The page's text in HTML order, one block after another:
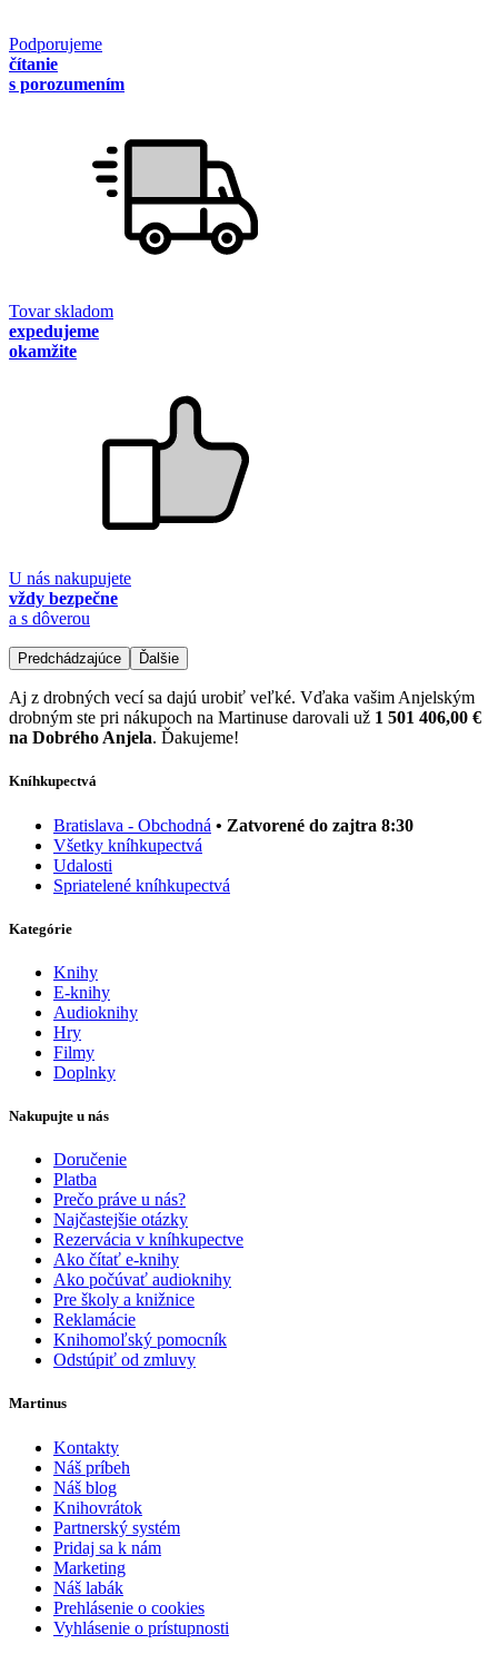
Podporujeme
čítanie
s porozumením
Tovar skladom
expedujeme
okamžite
U nás nakupujete
vždy bezpečne
a s dôverou
Predchádzajúce Ďalšie
Aj z drobných vecí sa dajú urobiť veľké. Vďaka vašim Anjelským
drobným ste pri nákupoch na Martinuse darovali už 1 501 406,00 €
na Dobrého Anjela. Ďakujeme!
Kníhkupectvá
Bratislava - Obchodná • Zatvorené do zajtra 8:30
Všetky kníhkupectvá
Udalosti
Spriatelené kníhkupectvá
Kategórie
Knihy
E-knihy
Audioknihy
Hry
Filmy
Doplnky
Nakupujte u nás
Doručenie
Platba
Prečo práve u nás?
Najčastejšie otázky
Rezervácia v kníhkupectve
Ako čítať e-knihy
Ako počúvať audioknihy
Pre školy a knižnice
Reklamácie
Knihomoľský pomocník
Odstúpiť od zmluvy
Martinus
Kontakty
Náš príbeh
Náš blog
Knihovrátok
Partnerský systém
Pridaj sa k nám
Marketing
Náš labák
Prehlásenie o cookies
Vyhlásenie o prístupnosti